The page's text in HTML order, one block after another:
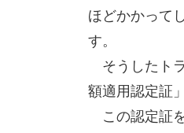
ほどかかって
す。
そうしたト
額適用認定証
この認定証